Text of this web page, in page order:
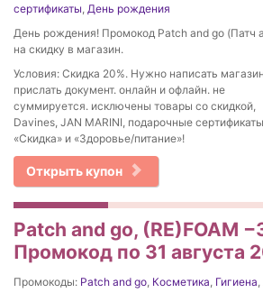
сертификаты, День рождения
День рождения! Промокод Patch and go (Патч
на скидку в магазин.
Условия: Скидка 20%. Нужно написать
прислать документ. онлайн и офлайн. не
суммируется. исключены товары со скидкой,
Davines, JAN MARINI, подарочные
«Скидка» и «Здоровье/питание»!
Открыть купон
Patch and go, (RE)FOAM
Промокод по 31 августа
Промокоды: Patch and go, Косметика, Гигиена,